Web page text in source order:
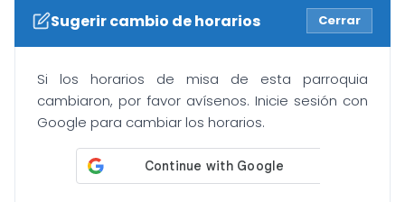
Sugerir cambio de horarios Cerrar
Si los horarios de misa de esta parroquia
cambiaron, por favor avísenos. Inicie sesión con
Google para cambiar los horarios.